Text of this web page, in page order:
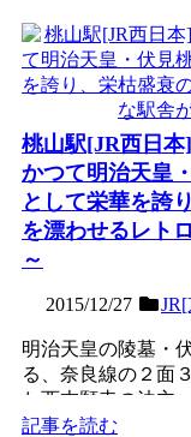
桃山駅[JR西日本
かつて明治天皇
として栄華を誇
を漂わせるレト
～
2015/12/27
明治天皇の陵墓・
る、奈良線の２面
た西本願寺の法主
要望があるも、不要
記事を読む